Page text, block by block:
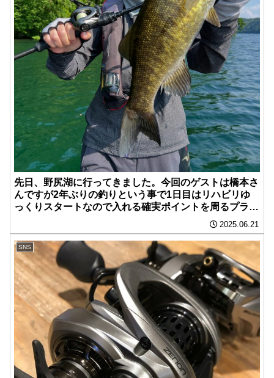
先日、野尻湖に行ってきました。今回のゲストは橋本さ
んですが2年ぶりの釣りという事で1日目はリハビリゆ
っくりスタートなので入れる確実ポイントを周るプラン
が上手く行きキャロやフリーリグでリハビリ完了です。
2025.06.21
SNS